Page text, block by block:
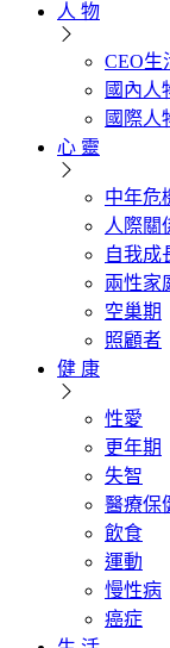
人 物
CEO生
國內人
國際人
心 靈
中年危
人際關
自我成
兩性家
空巢期
照顧者
健 康
性愛
更年期
失智
醫療保
飲食
運動
慢性病
癌症